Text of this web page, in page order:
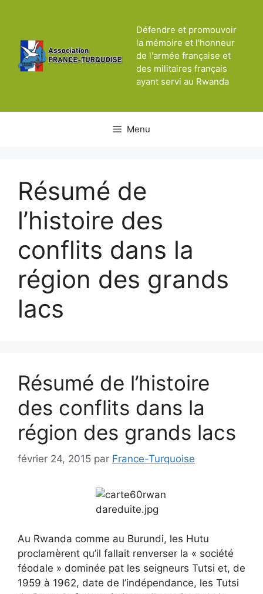
Défendre et promouvoir
la mémoire et l'honneur
de l'armée française et
des militaires français
ayant servi au Rwanda
Menu
Résumé de
l’histoire des
conflits dans la
région des grands
lacs
Résumé de l’histoire
des conflits dans la
région des grands lacs
février 24, 2015 par France-Turquoise
Au Rwanda comme au Burundi, les Hutu
proclamèrent qu’il fallait renverser la « société
féodale » dominée pat les seigneurs Tutsi et, de
1959 à 1962, date de l’indépendance, les Tutsi